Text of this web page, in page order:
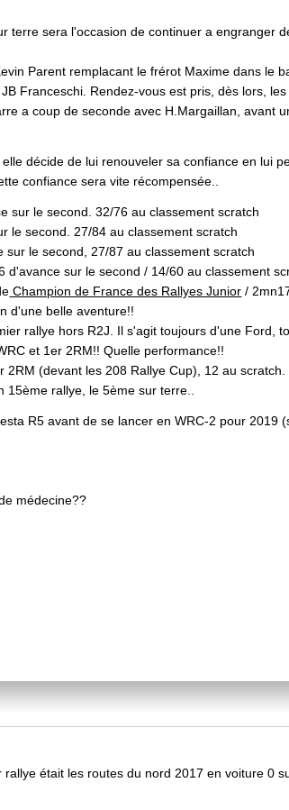
terre sera l'occasion de continuer a engranger
Parent remplacant le frérot Maxime dans le
Franceschi. Rendez-vous est pris, dès lors,
a coup de seconde avec H.Margaillan, avant
décide de lui renouveler sa confiance en lui
confiance sera vite récompensée..
sur le second. 32/76 au classement scratch
le second. 27/84 au classement scratch
le second, 27/87 au classement scratch
d'avance sur le second / 14/60 au classement
Champion de France des Rallyes Junior /
d'une belle aventure!!
rallye hors R2J. Il s'agit toujours d'une Ford,
et 1er 2RM!! Quelle performance!!
2RM (devant les 208 Rallye Cup), 12 au
15ème rallye, le 5ème sur terre..
R5 avant de se lancer en WRC-2 pour 2019
médecine??
était les routes du nord 2017 en voiture 0